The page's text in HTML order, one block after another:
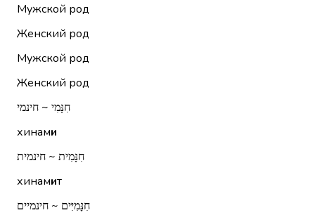
Мужской род
Женский род
Мужской род
Женский род
חִנָּמִי ~ חינמי
хинами
חִנָּמִית ~ חינמית
хинамит
חִנָּמִיִּים ~ חינמיים